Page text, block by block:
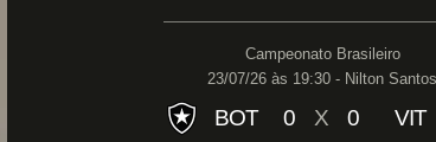
Campeonato Brasileiro
23/07/26 às 19:30 - Nilton Santos
BOT 0 X 0 VIT